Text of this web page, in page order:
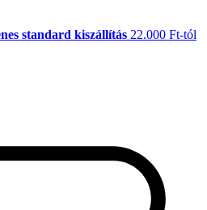
standard kiszállítás 22.000 Ft-tól